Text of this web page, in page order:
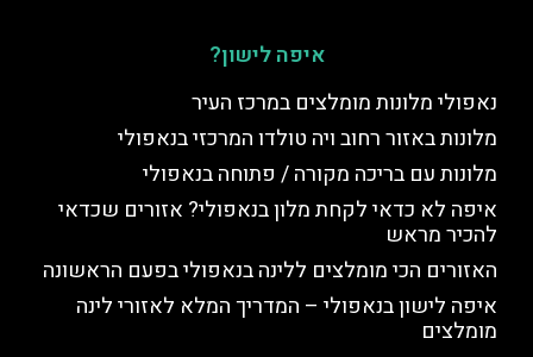
איפה לישון?
נאפולי מלונות מומלצים במרכז העיר
מלונות באזור רחוב ויה טולדו המרכזי בנאפולי
מלונות עם בריכה מקורה / פתוחה בנאפולי
איפה לא כדאי לקחת מלון בנאפולי? אזורים שכדאי
להכיר מראש
האזורים הכי מומלצים ללינה בנאפולי בפעם הראשונה
איפה לישון בנאפולי – המדריך המלא לאזורי לינה
מומלצים